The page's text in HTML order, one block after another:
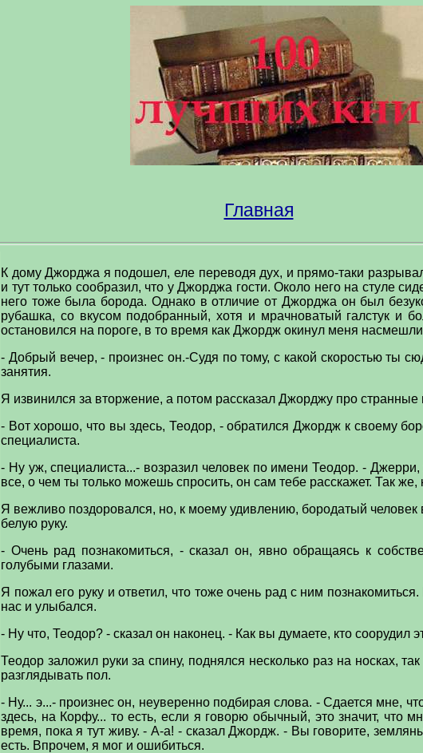
Главная
К дому Джорджа я подошел, еле переводя дух, и прямо-таки
и тут только сообразил, что у Джорджа гости. Около него на стуле
него тоже была борода. Однако в отличие от Джорджа он был
рубашка, со вкусом подобранный, хотя и мрачноватый галстук
остановился на пороге, в то время как Джордж окинул меня
- Добрый вечер, - произнес он.-Судя по тому, с какой скоростью ты
занятия.
Я извинился за вторжение, а потом рассказал Джорджу про странные
- Вот хорошо, что вы здесь, Теодор, - обратился Джордж к своему
специалиста.
- Ну уж, специалиста...- возразил человек по имени Теодор. -
все, о чем ты только можешь спросить, он сам тебе расскажет. Так
Я вежливо поздоровался, но, к моему удивлению, бородатый
белую руку.
- Очень рад познакомиться, - сказал он, явно обращаясь к
голубыми глазами.
Я пожал его руку и ответил, что тоже очень рад с ним
нас и улыбался.
- Ну что, Теодор? - сказал он наконец. - Как вы думаете, кто соорудил
Теодор заложил руки за спину, поднялся несколько раз на носках,
разглядывать пол.
- Ну... э...- произнес он, неуверенно подбирая слова. - Сдается мне,
здесь, на Корфу... то есть, если я говорю обычный, это значит, что
время, пока я тут живу. - А-а! - сказал Джордж. - Вы говорите,
есть. Впрочем, я мог и ошибиться.